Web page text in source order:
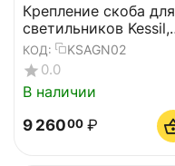
Крепление скоба для
светильников Kessil,
алюминий
КОД: KSAGN02
0.0
В наличии
9 26000 ₽